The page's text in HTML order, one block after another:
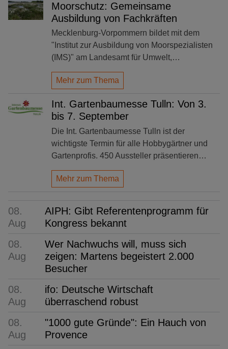
Moorschutz: Gemeinsame
Ausbildung von Fachkräften
Mecklenburg-Vorpommern bildet mit dem
"Institut zur Ausbildung von Moorspezialisten
(IMS)" am Landesamt für Umwelt,…
Mehr zum Thema
Int. Gartenbaumesse Tulln: Von 3.
bis 7. September
Die Int. Gartenbaumesse Tulln ist der
wichtigste Termin für alle Hobbygärtner und
Gartenprofis. 450 Aussteller präsentieren…
Mehr zum Thema
08.
Aug
AIPH: Gibt Referentenprogramm für
Kongress bekannt
08.
Aug
Wer Nachwuchs will, muss sich
zeigen: Martens begeistert 2.000
Besucher
08.
Aug
ifo: Deutsche Wirtschaft
überraschend robust
08.
Aug
"1000 gute Gründe": Ein Hauch von
Provence